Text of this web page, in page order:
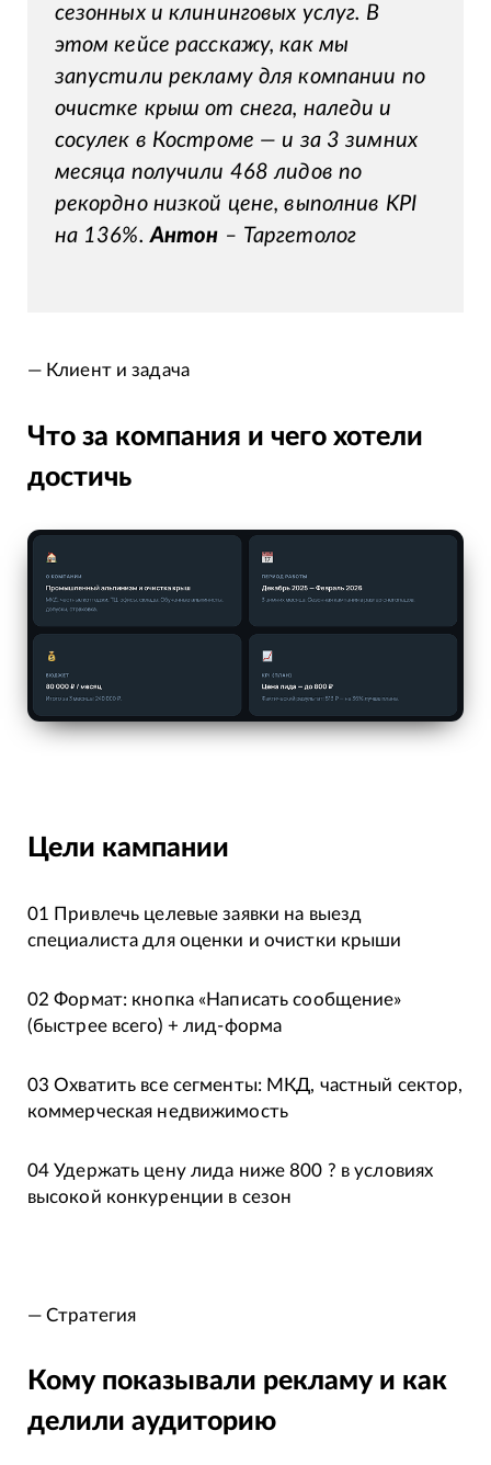
сезонных и клининговых услуг. В
этом кейсе расскажу, как мы
запустили рекламу для компании по
очистке крыш от снега, наледи и
сосулек в Костроме — и за 3 зимних
месяца получили 468 лидов по
рекордно низкой цене, выполнив KPI
на 136%.Антон – Таргетолог
— Клиент и задача
Что за компания и чего хотели
достичь
Цели кампании
01 Привлечь целевые заявки на выезд
специалиста для оценки и очистки крыши
02 Формат: кнопка «Написать сообщение»
(быстрее всего) + лид-форма
03 Охватить все сегменты: МКД, частный сектор,
коммерческая недвижимость
04 Удержать цену лида ниже 800 ? в условиях
высокой конкуренции в сезон
— Стратегия
Кому показывали рекламу и как
делили аудиторию